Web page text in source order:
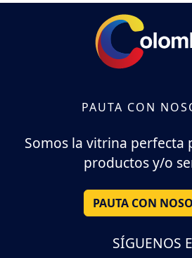
PAUTA CON
Somos la vitrina perfecta
productos y/o
PAUTA CON
SÍGUENOS